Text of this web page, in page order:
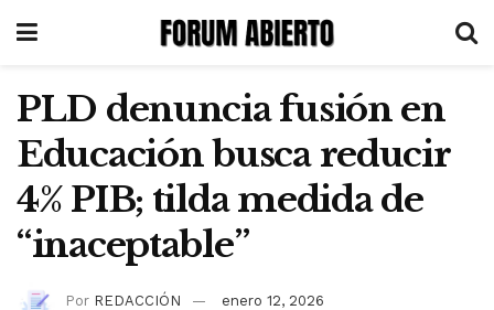
PLD denuncia fusión en
Educación busca reducir
4% PIB; tilda medida de
“inaceptable”
Por REDACCIÓN enero 12, 2026